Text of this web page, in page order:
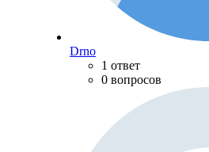
Drno
1 ответ
0 вопросов